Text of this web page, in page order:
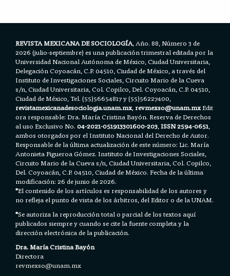
REVISTA MEXICANA DE SOCIOLOGÍA, Año. 88, Número 3 de
2026 (julio-septiembre) es una publicación trimestral editada por la
Universidad Nacional Autónoma de México, Ciudad Universitaria,
Delegación Coyoacán, C.P. 04510, Ciudad de México, a través del
Instituto de Investigaciones Sociales, Circuito Mario de la Cueva
s/n, Ciudad Universitaria, Col. Copilco, Del. Coyoacán, C.P. 04510,
Ciudad de México, Tel. (55)56654817 y (55)56227400,
revistamexicanadesociologia.unam.mx,revmexso@unam.mxEdit
ora responsable: Dra. María Cristina Bayón. Reserva de Derechos
al uso Exclusivo No.04-2021-051913301600-203,ISSN 2594-0651,
ambos otorgados por el Instituto Nacional del Derecho de Autor.
Responsable de la última actualización de este número: Lic. María
Antonieta Figueroa Gómez. Instituto de Investigaciones Sociales,
Circuito Mario de la Cueva s/n, Ciudad Universitaria, Col. Copilco,
Del. Coyoacán, C.P. 04510, Ciudad de México. Fecha de la última
modificación: 26 de junio de 2026.
*El contenido de los artículos es responsabilidad de los autores y
no refleja el punto de vista de los árbitros, del Editor o de la UNAM.
*Se autoriza la reproducción total o parcial de los textos aquí
publicados siempre y cuando se cite la fuente completa y la
dirección electrónica de la publicación.
Dra. María Cristina Bayón
Directora
revmexso@unam.mx